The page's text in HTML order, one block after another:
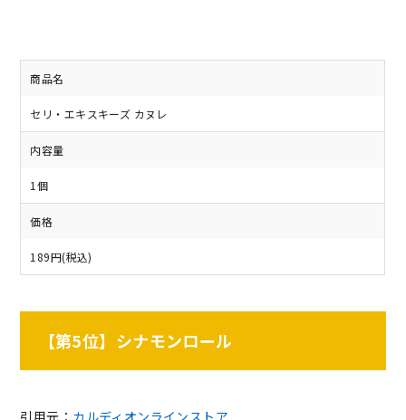
商品名
セリ・エキスキーズ カヌレ
内容量
1個
価格
189円(税込)
【第5位】シナモンロール